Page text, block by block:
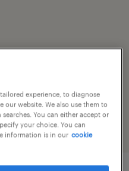
experience, to diagnose
our website. We also use them to
You can either accept or
your choice. You can
information is in our cookie